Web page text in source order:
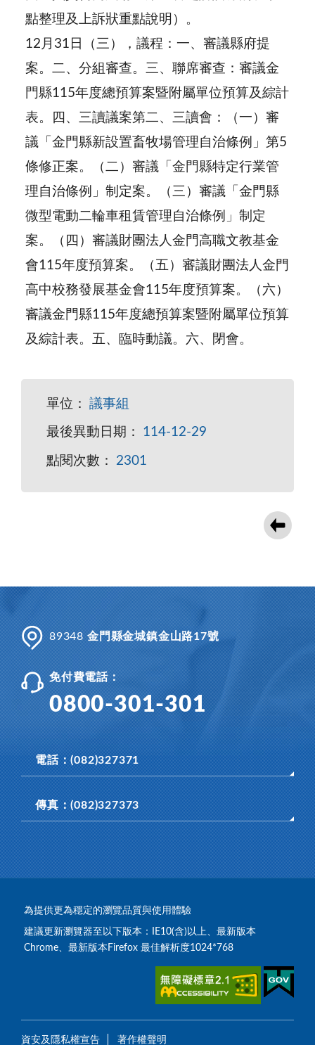
點整理及上訴狀重點說明）。
12月31日（三），議程：一、審議縣府提
案。二、分組審查。三、聯席審查：審議金
門縣115年度總預算案暨附屬單位預算及綜計
表。四、三讀議案第二、三讀會：（一）審
議「金門縣新設置畜牧場管理自治條例」第5
條修正案。（二）審議「金門縣特定行業管
理自治條例」制定案。（三）審議「金門縣
微型電動二輪車租賃管理自治條例」制定
案。（四）審議財團法人金門高職文教基金
會115年度預算案。（五）審議財團法人金門
高中校務發展基金會115年度預算案。（六）
審議金門縣115年度總預算案暨附屬單位預算
及綜計表。五、臨時動議。六、閉會。
單位： 議事組
最後異動日期： 114-12-29
點閱次數： 2301
89348 金門縣金城鎮金山路17號
免付費電話：
0800-301-301
電話：(082)327371
傳真：(082)327373
為提供更為穩定的瀏覽品質與使用體驗
建議更新瀏覽器至以下版本：IE10(含)以上、最新版本
Chrome、最新版本Firefox 最佳解析度1024*768
資安及隱私權宣告 著作權聲明